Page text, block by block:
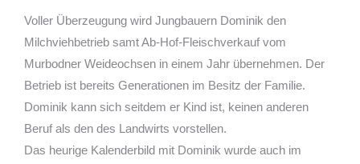
Voller Überzeugung wird Jungbauern Dominik den
Milchviehbetrieb samt Ab-Hof-Fleischverkauf vom
Murbodner Weideochsen in einem Jahr übernehmen. Der
Betrieb ist bereits Generationen im Besitz der Familie.
Dominik kann sich seitdem er Kind ist, keinen anderen
Beruf als den des Landwirts vorstellen.
Das heurige Kalenderbild mit Dominik wurde auch im